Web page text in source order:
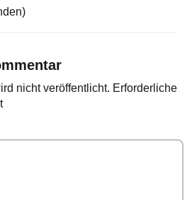
nicht veröffentlicht. Erforderliche